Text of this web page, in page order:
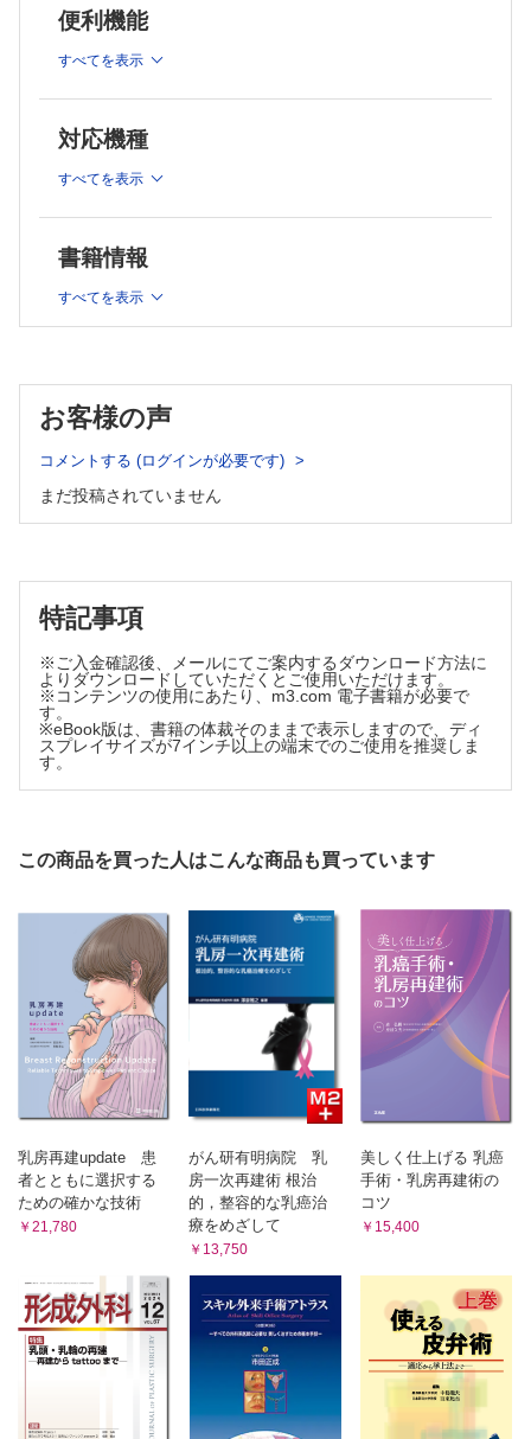
自家組織再建と人工物再建の比較 白石知大ほか
インプラントと幹細胞付加脂肪移植（CAL）を併用した乳房再
建術の手技と要点 辻 直子ほか
て 久保和之ほか
放射線照射例に対する人工物再建 岩平佳子
私の心に残る1症例
No.13 大塚 壽
教室だより北～南
（2）久留米大学 形成外科・顎顔面外科学講座 清川兼輔
ほか
症例
極めてまれな異所性過誤腫性胸腺腫の1例 新井孝志郎ほか
脂肪腫を合併した副陰嚢の1例 古賀康史ほか
便利機能
すべてを表示
対応機種
すべてを表示
書籍情報
すべてを表示
お客様の声
コメントする (ログインが必要です)
まだ投稿されていません
特記事項
※ご入金確認後、メールにてご案内するダウンロード方法に
よりダウンロードしていただくとご使用いただけます。
※コンテンツの使用にあたり、m3.com 電子書籍が必要で
す。
※eBook版は、書籍の体裁そのままで表示しますので、ディ
スプレイサイズが7インチ以上の端末でのご使用を推奨しま
す。
この商品を買った人はこんな商品も買っています
乳房再建update 患
者とともに選択する
ための確かな技術
￥21,780
がん研有明病院 乳
房一次再建術 根治
的，整容的な乳癌治
療をめざして
￥13,750
美しく仕上げる 乳癌
手術・乳房再建術の
コツ
￥15,400